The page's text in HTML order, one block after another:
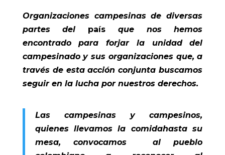
Organizaciones campesinas de diversas
partes del país que nos hemos
encontrado para forjar la unidad del
campesinado y sus organizaciones que, a
través de esta acción conjunta buscamos
seguir en la lucha por nuestros derechos.
Las campesinas y campesinos,
quienes llevamos la comidahasta su
mesa, convocamos al pueblo